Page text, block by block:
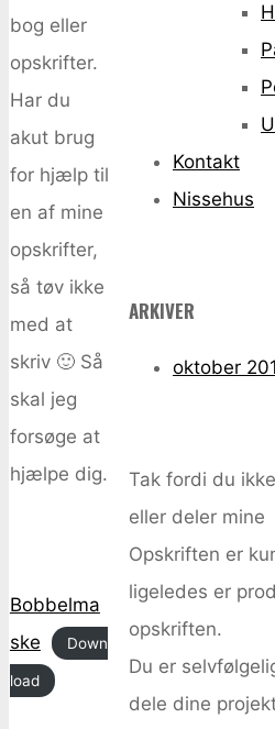
bog eller
opskrifter.
Har du
akut brug
for hjælp til
en af mine
opskrifter,
så tøv ikke
med at
skriv 🙂 Så
skal jeg
forsøge at
hjælpe dig.
Bobbelma
ske
Down
load
Kontakt
Nissehus
ARKIVER
oktober
Tak fordi du
eller deler
Opskriften er
ligeledes er
opskriften.
Du er
dele dine